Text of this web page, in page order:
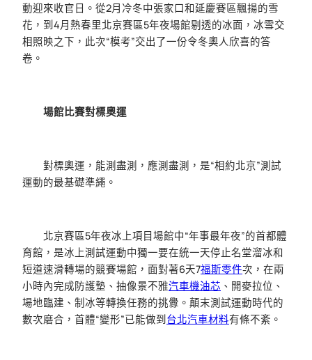
動迎來收官日。從2月冷冬中張家口和延慶賽區飄揚的雪
花，到4月熱春里北京賽區5年夜場館剔透的冰面，冰雪交
相照映之下，此次“模考”交出了一份令冬奧人欣喜的答
卷。
場館比賽對標奧運
對標奧運，能測盡測，應測盡測，是“相約北京”測試
運動的最基礎準繩。
北京賽區5年夜冰上項目場館中“年事最年夜”的首都體
育館，是冰上測試運動中獨一要在統一天停止名堂溜冰和
短道速滑轉場的競賽場館，面對著6天7福斯零件次，在兩
小時內完成防護墊、抽像景不雅汽車機油芯 、開麥拉位、
場地臨建、制冰等轉換任務的挑釁。顛末測試運動時代的
數次磨合，首體“變形”已能做到台北汽車材料有條不紊。